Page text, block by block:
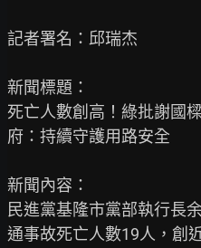
記者署名：邱瑞杰
新聞標題：
死亡人數創高！綠批謝國
府：持續守護用路安全
新聞內容：
民進黨基隆市黨部執行長
通事故死亡人數19人，創